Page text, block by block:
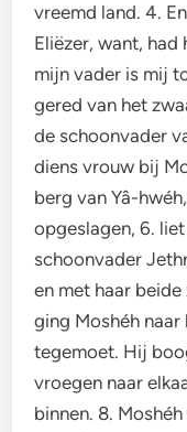
vreemd land. 4.
Eliëzer, want, had
mijn vader is mij
gered van het
de schoonvader
diens vrouw bij
berg van Yâ-
opgeslagen, 6.
schoonvader
en met haar beide
ging Moshéh
tegemoet. Hij
vroegen naar
binnen. 8.